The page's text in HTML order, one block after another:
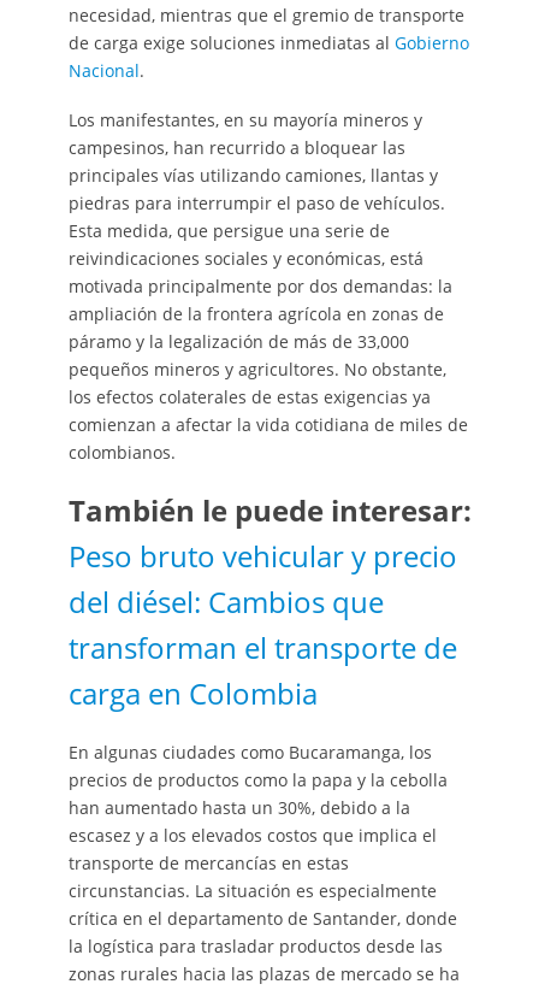
necesidad, mientras que el gremio de transporte
de carga exige soluciones inmediatas al Gobierno
Nacional.
Los manifestantes, en su mayoría mineros y
campesinos, han recurrido a bloquear las
principales vías utilizando camiones, llantas y
piedras para interrumpir el paso de vehículos.
Esta medida, que persigue una serie de
reivindicaciones sociales y económicas, está
motivada principalmente por dos demandas: la
ampliación de la frontera agrícola en zonas de
páramo y la legalización de más de 33,000
pequeños mineros y agricultores. No obstante,
los efectos colaterales de estas exigencias ya
comienzan a afectar la vida cotidiana de miles de
colombianos.
También le puede interesar:
Peso bruto vehicular y precio
del diésel: Cambios que
transforman el transporte de
carga en Colombia
En algunas ciudades como Bucaramanga, los
precios de productos como la papa y la cebolla
han aumentado hasta un 30%, debido a la
escasez y a los elevados costos que implica el
transporte de mercancías en estas
circunstancias. La situación es especialmente
crítica en el departamento de Santander, donde
la logística para trasladar productos desde las
zonas rurales hacia las plazas de mercado se ha